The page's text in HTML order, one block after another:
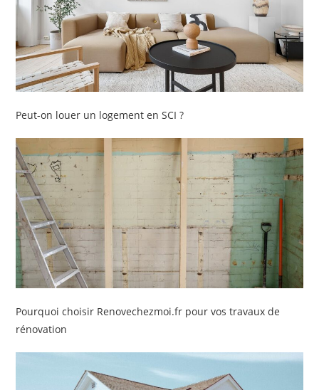
Peut-on louer un logement en SCI ?
Pourquoi choisir Renovechezmoi.fr pour vos travaux de
rénovation